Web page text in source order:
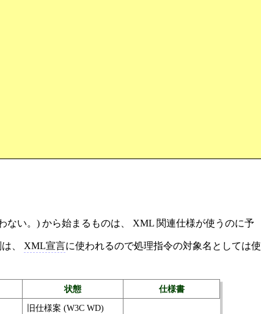
ない。) から始まるものは、 XML 関連仕様が使うのに予
、 XML宣言に使われるので処理指令の対象名としては使
状態
仕様書
旧仕様案 (W3C WD)